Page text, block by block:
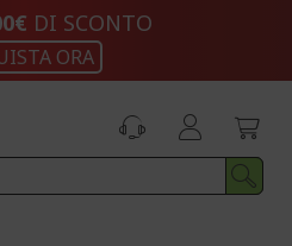
DI SCONTO
ORA